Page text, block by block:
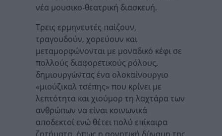
νέα μουσικο-θεατρική διασκευή.
Τρεις ερμηνευτές παίζουν,
τραγουδούν, χορεύουν και
μεταμορφώνονται με μοναδικό κέφι σε
πολλούς διαφορετικούς ρόλους,
δημιουργώντας ένα ολοκαίνουργιο
«μιούζικαλ τσέπης» που κρίνει με
λεπτότητα και χιούμορ τη λαχτάρα των
ανθρώπων να είναι κοινωνικά
αποδεκτοί ενώ θέτει πολύ επίκαιρα